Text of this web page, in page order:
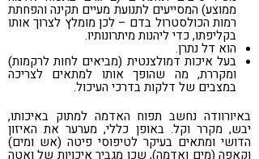
ממוצע) המסייעים לתנועת מעיים תקינה והפחתת
רמות הכולסטרול בדם – לכן מומלץ לצרוך אותו
בקליפתו, כדי ליהנות מיתרונותיו.
הוא דל נתרן.
בעל איכות דמולצנטית (מביאים לחות לרקמות)
ומקררת, מה שהופך אותו למתאים לצריכה
במצבים של דלקות בדרכי העיכול.
באיורוודה נחשב תפוח האדמה למתוק באיכותו,
יבש, מקרר וקל. באופן כללי, מערער את האיזון
הדושי ומתאים בעיקר לטיפוסי פיטה (אש ומים)
וקאפה (מים ואדמה), שכן מגביר איכויות של ואטה